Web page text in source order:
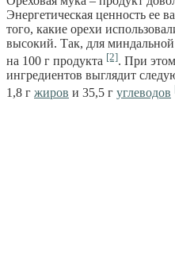
Энергетическая ценность ее
того, какие орехи
высокий. Так, для
на 100 г продукта [2]. При
ингредиентов выглядит
1,8 г жиров и 35,5 г углеводов